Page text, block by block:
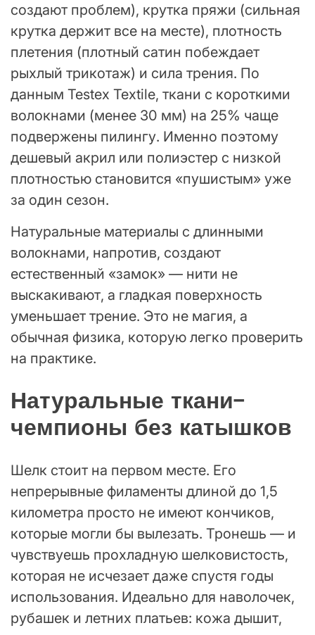
создают проблем), крутка пряжи (сильная
крутка держит все на месте), плотность
плетения (плотный сатин побеждает
рыхлый трикотаж) и сила трения. По
данным Testex Textile, ткани с короткими
волокнами (менее 30 мм) на 25% чаще
подвержены пилингу. Именно поэтому
дешевый акрил или полиэстер с низкой
плотностью становится «пушистым» уже
за один сезон.
Натуральные материалы с длинными
волокнами, напротив, создают
естественный «замок» — нити не
выскакивают, а гладкая поверхность
уменьшает трение. Это не магия, а
обычная физика, которую легко проверить
на практике.
Натуральные ткани-
чемпионы без катышков
Шелк стоит на первом месте. Его
непрерывные филаменты длиной до 1,5
километра просто не имеют кончиков,
которые могли бы вылезать. Тронешь — и
чувствуешь прохладную шелковистость,
которая не исчезает даже спустя годы
использования. Идеально для наволочек,
рубашек и летних платьев: кожа дышит,